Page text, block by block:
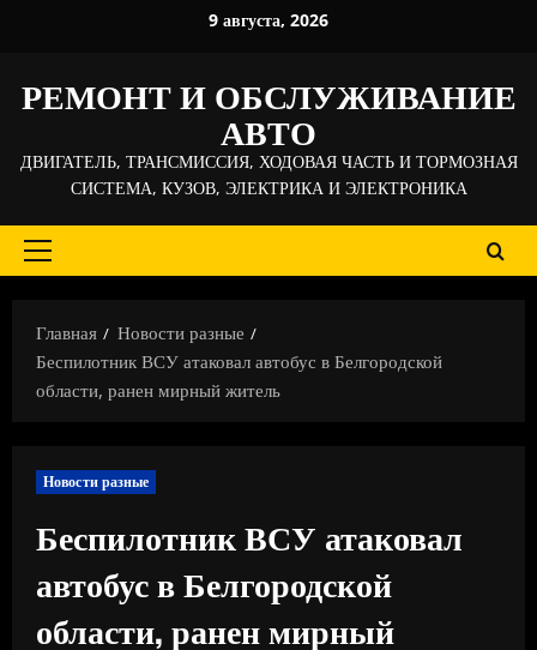
9 августа, 2026
РЕМОНТ И ОБСЛУЖИВАНИЕ
АВТО
ДВИГАТЕЛЬ, ТРАНСМИССИЯ, ХОДОВАЯ ЧАСТЬ И ТОРМОЗНАЯ
СИСТЕМА, КУЗОВ, ЭЛЕКТРИКА И ЭЛЕКТРОНИКА
Основное
Главная
Новости разные
Беспилотник ВСУ атаковал автобус в Белгородской
области, ранен мирный житель
Новости разные
Беспилотник ВСУ атаковал
автобус в Белгородской
области, ранен мирный